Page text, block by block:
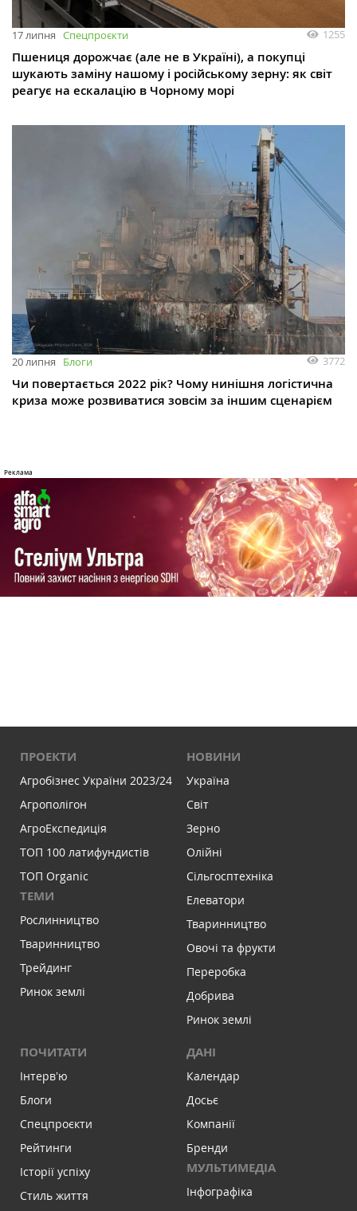
17 липня Спецпроєкти 1255
Пшениця дорожчає (але не в Україні), а покупці
шукають заміну нашому і російському зерну: як світ
реагує на ескалацію в Чорному морі
20 липня Блоги 3772
Чи повертається 2022 рік? Чому нинішня логістична
криза може розвиватися зовсім за іншим сценарієм
ПРОЕКТИ
Агробізнес України 2023/24
Агрополігон
АгроЕкспедиція
ТОП 100 латифундистів
ТОП Organic
ТЕМИ
Рослинництво
Тваринництво
Трейдинг
Ринок землі
НОВИНИ
Україна
Світ
Зерно
Олійні
Сільгосптехніка
Елеватори
Тваринництво
Овочі та фрукти
Переробка
Добрива
Ринок землі
ПОЧИТАТИ
Інтервʼю
Блоги
Спецпроєкти
Рейтинги
Історії успіху
Стиль життя
ДАНІ
Календар
Досьє
Компанії
Бренди
МУЛЬТИМЕДІА
Інфографіка